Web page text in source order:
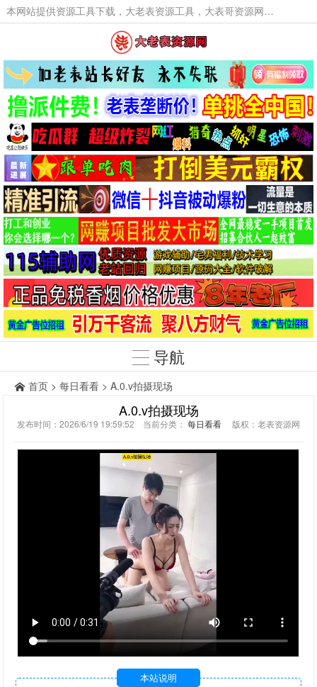
本网站提供资源工具下载，大老表资源工具，大表哥资源网软件工具，大老表资源下载，活动线报福利资源分享,活动线报，大型网游经典游戏，网络热门技术游戏辅助交流与分享。
导航
首页 > 每日看看 > A.0.v拍摄现场
A.0.v拍摄现场
发布时间：2026/6/19 19:59:52 当前分类： 每日看看 版权：老表资源网
本站说明